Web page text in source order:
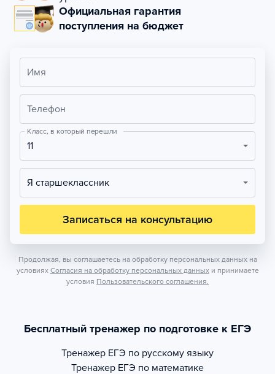
Официальная гарантия
поступления на бюджет
Имя
Телефон
Класс, в который перешли
11
Я старшеклассник
Записаться на консультацию
Продолжая, вы соглашаетесь на обработку персональных данных на
условиях Согласия на обработку персональных данных и принимаете
условия Пользовательского соглашения.
Бесплатный тренажер по подготовке к ЕГЭ
Тренажер ЕГЭ по русскому языку
Тренажер ЕГЭ по математике